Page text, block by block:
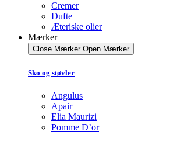
Cremer
Dufte
Æteriske olier
Mærker
Close Mærker Open Mærker
Sko og støvler
Angulus
Apair
Elia Maurizi
Pomme D’or